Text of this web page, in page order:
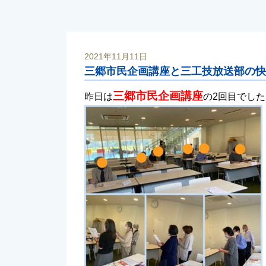
2021年11月11日
三郷市民企画講座と三工技放送部の
昨日は三郷市民企画講座の2回目でし